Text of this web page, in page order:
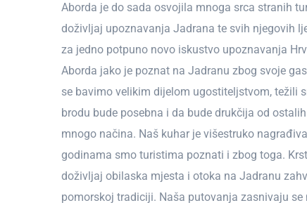
Aborda je do sada osvojila mnoga srca stranih
doživljaj upoznavanja Jadrana te svih njegovih
za jedno potpuno novo iskustvo upoznavanja
Aborda jako je poznat na Jadranu zbog svoje
se bavimo velikim dijelom ugostiteljstvom, težili
brodu bude posebna i da bude drukčija od
mnogo načina. Naš kuhar je višestruko
godinama smo turistima poznati i zbog toga.
doživljaj obilaska mjesta i otoka na Jadranu
pomorskoj tradiciji. Naša putovanja zasnivaju